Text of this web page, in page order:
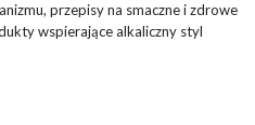
przepisy na smaczne i zdrowe
wspierające alkaliczny styl